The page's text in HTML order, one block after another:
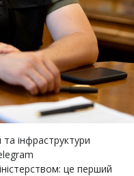
інфраструктури
це перший